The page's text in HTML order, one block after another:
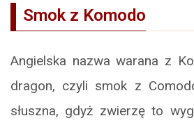
Smok z Komodo
Angielska nazwa warana z
dragon, czyli smok z
słuszna, gdyż zwierzę to